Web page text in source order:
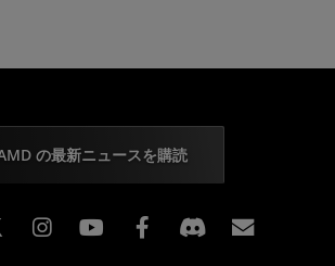
の最新ニュースを購読
Instagram Facebook